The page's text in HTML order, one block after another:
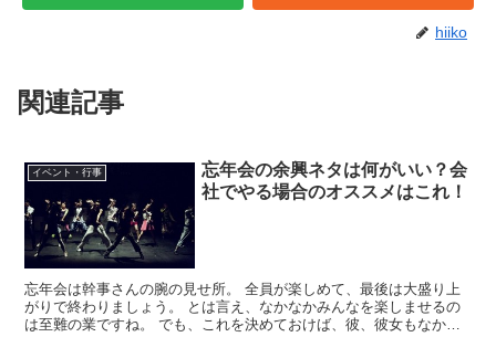
hiiko
関連記事
イベント・行事
忘年会の余興ネタは何がいい？会
社でやる場合のオススメはこれ！
忘年会は幹事さんの腕の見せ所。 全員が楽しめて、最後は大盛り上
がりで終わりましょう。 とは言え、なかなかみんなを楽しませるの
は至難の業ですね。 でも、これを決めておけば、彼、彼女もなかな